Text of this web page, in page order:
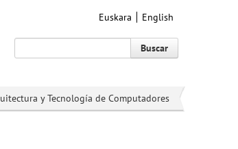
Euskara English
Buscar
y Tecnología de Computadores